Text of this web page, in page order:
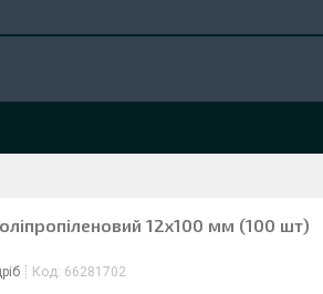
12х100 мм (100 шт)
Код: 66281702